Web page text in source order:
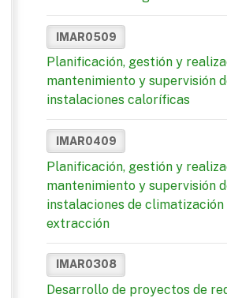
IMAR0509
Planificación, gestión y
mantenimiento y supervisión
instalaciones caloríficas
IMAR0409
Planificación, gestión y
mantenimiento y supervisión
instalaciones de
extracción
IMAR0308
Desarrollo de proyectos de